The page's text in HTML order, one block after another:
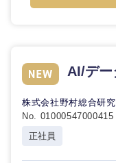
AI/デー
株式会社野村総合研
No. 01000547000415
正社員